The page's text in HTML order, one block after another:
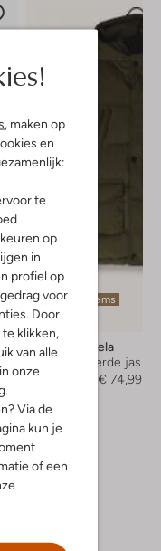
, maken op
en
te
op
in
profiel op
voor
Door
klikken,
van alle
onze
.
Via de
kun je
of een
Laatste items
-50%
Ammehoela
Gewatteerde jas
€ 74,99